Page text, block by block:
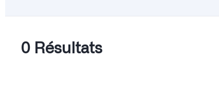
0 Résultats